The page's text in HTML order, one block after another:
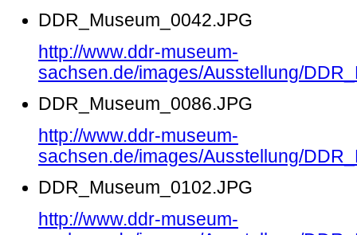
DDR_Museum_0042.JPG
http://www.ddr-museum-
sachsen.de/images/Ausstellung/
DDR_Museum_0086.JPG
http://www.ddr-museum-
sachsen.de/images/Ausstellung/
DDR_Museum_0102.JPG
http://www.ddr-museum-